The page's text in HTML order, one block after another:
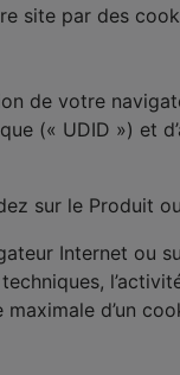
site par des
de votre
(« UDID ») et
sur le Produit
Internet ou
d’un